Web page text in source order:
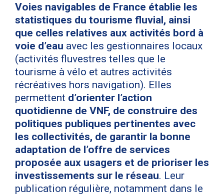
Voies navigables de France établie les
statistiques du tourisme fluvial, ainsi
que celles relatives aux activités bord à
voie d’eau avec les gestionnaires locaux
(activités fluvestres telles que le
tourisme à vélo et autres activités
récréatives hors navigation). Elles
permettent d’orienter l’action
quotidienne de VNF, de construire des
politiques publiques pertinentes avec
les collectivités, de garantir la bonne
adaptation de l’offre de services
proposée aux usagers et de prioriser les
investissements sur le réseau. Leur
publication régulière, notamment dans le